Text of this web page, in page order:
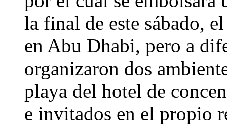
la final de este sábado,
en Abu Dhabi, pero a
organizaron dos
playa del hotel de
e invitados en el propio